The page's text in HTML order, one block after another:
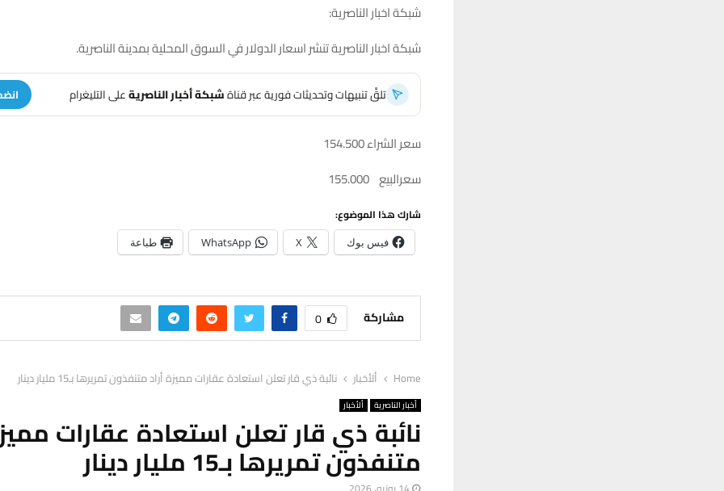
شبكة اخبار الناصرية:
شبكة اخبار الناصرية تنشر اسعار الدولار في السوق المحلية بمدينة الناصرية.
تلقَّ تنبيهات وتحديثات فورية عبر قناةشبكة أخبار الناصريةعلى التليغرام
سعر الشراء 154.500
سعرالبيع 155.000
شارك هذا الموضوع:
فيس بوك X
WhatsApp طباعة
مشاركة 0
Home ألأخبار نائبة ذي قار تعلن استعادة عقارات مميزة أراد متنفذون تمريرها بـ15 مليار دينار
أخبار الناصرية ألأخبار
نائبة ذي قار تعلن استعادة عقارات
متنفذون تمريرها بـ15 مليار دينار